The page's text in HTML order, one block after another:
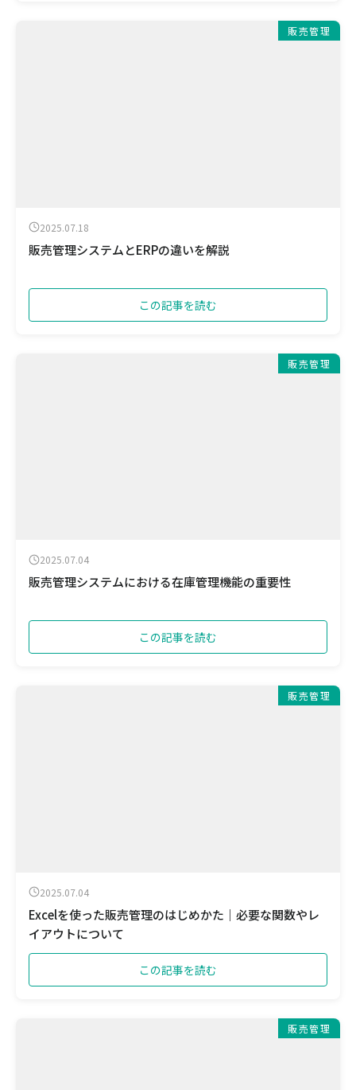
販売管理
2025.07.18
販売管理システムとERPの違いを解説
この記事を読む
販売管理
2025.07.04
販売管理システムにおける在庫管理機能の重要性
この記事を読む
販売管理
2025.07.04
Excelを使った販売管理のはじめかた｜必要な関数やレ
イアウトについて
この記事を読む
販売管理